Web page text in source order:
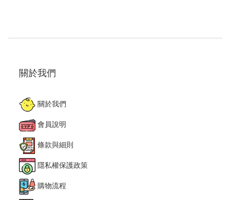
關於我們
關於我們
會員說明
條款與細則
隱私權保護政策
購物流程